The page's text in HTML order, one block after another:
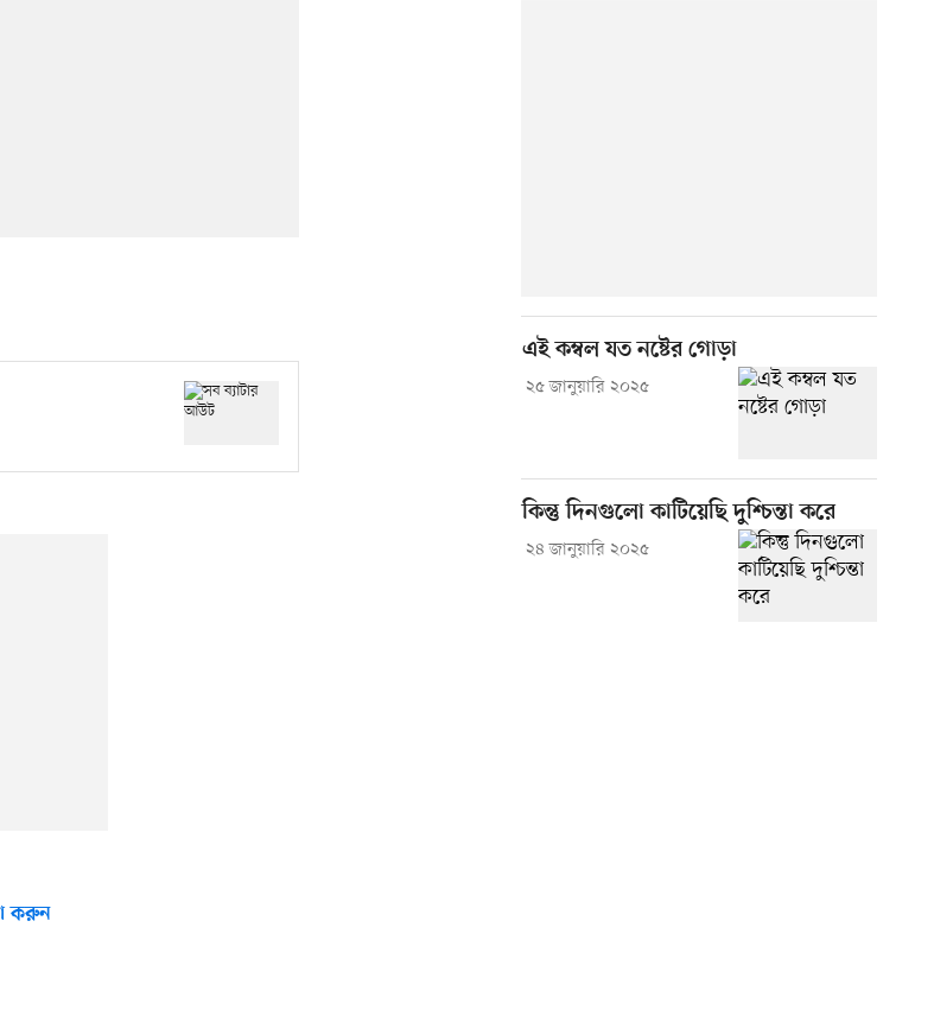
করুন
এই কম্বল যত নষ্টের গোড়া
২৫ জানুয়ারি ২০২৫
কিন্তু দিনগুলো কাটিয়েছি দুশ্চিন্তা করে
২৪ জানুয়ারি ২০২৫